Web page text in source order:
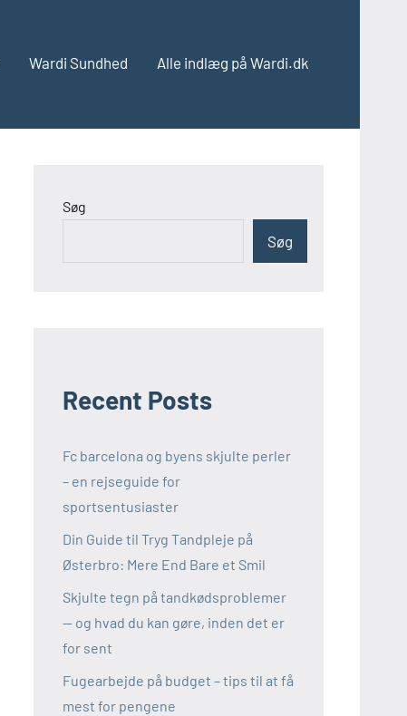
Wardi Sundhed Alle indlæg på Wardi.dk
Søg
Søg
Recent Posts
Fc barcelona og byens skjulte perler
– en rejseguide for
sportsentusiaster
Din Guide til Tryg Tandpleje på
Østerbro: Mere End Bare et Smil
Skjulte tegn på tandkødsproblemer
— og hvad du kan gøre, inden det er
for sent
Fugearbejde på budget – tips til at få
mest for pengene